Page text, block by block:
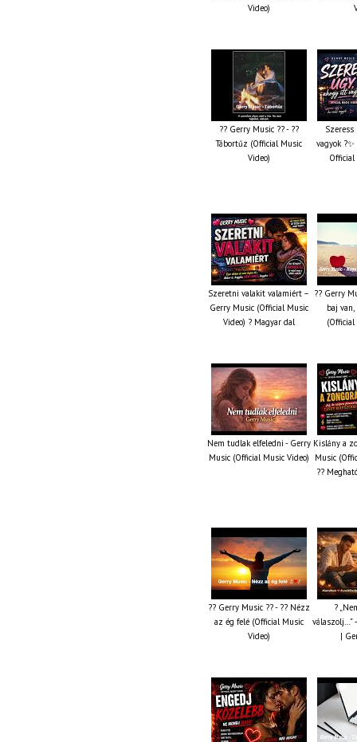
Video)
?? Gerry Music ?? - ??
Tábortűz (Official Music
Video)
Szeress
vagyok
Official
Szeretni valakit valamiért –
Gerry Music (Official Music
Video) ? Magyar dal
?? Gerry
baj
(Official
Nem tudlak elfeledni - Gerry
Music (Official Music Video)
Kislány a
Music
??
?? Gerry Music ?? - ?? Nézz
az ég felé (Official Music
Video)
?
válaszolj…”
|